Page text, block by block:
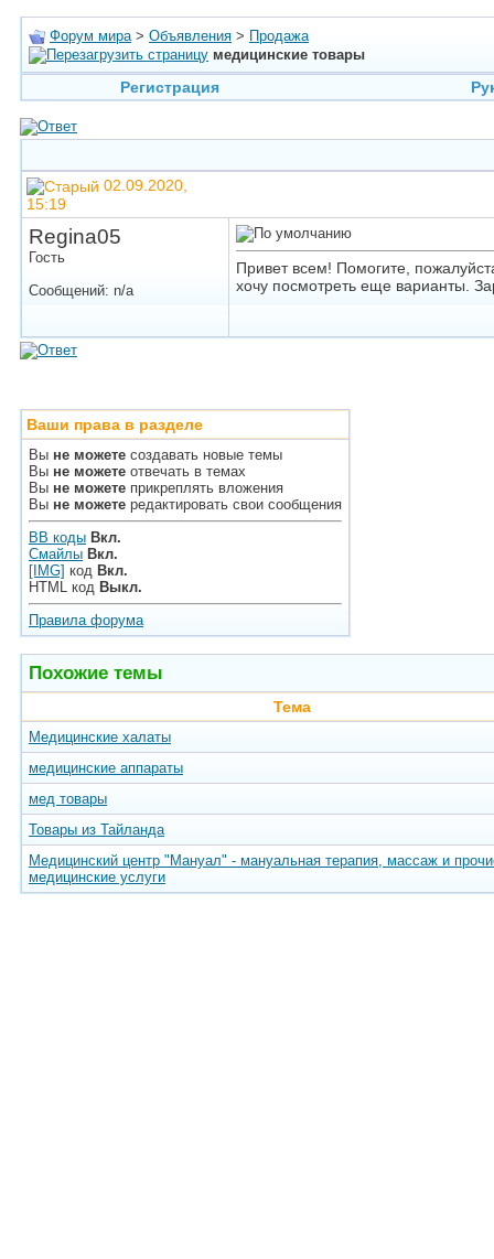
Форум мира > Объявления > Продажа
медицинские товары
Регистрация
02.09.2020,
15:19
Regina05
Гость
Сообщений: n/a
Привет всем! Помогите,
хочу посмотреть еще варианты.
Ваши права в разделе
Вы не можете создавать новые темы
Вы не можете отвечать в темах
Вы не можете прикреплять вложения
Вы не можете редактировать свои сообщения
BB коды Вкл.
Смайлы Вкл.
[IMG] код Вкл.
HTML код Выкл.
Правила форума
Похожие темы
Тема
Медицинские халаты
медицинские аппараты
мед товары
Товары из Тайланда
Медицинский центр "Мануал" - мануальная терапия, массаж и
медицинские услуги